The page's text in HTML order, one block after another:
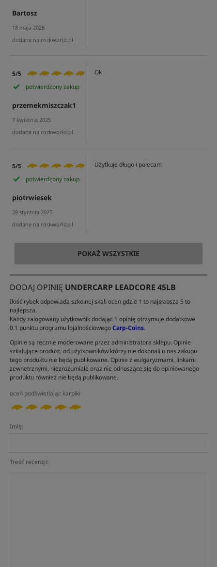
Bartosz
18 maja 2026
dodane na rockworld.pl
5/5
potwierdzony zakup
przemekmiszczak1
7 kwietnia 2025
dodane na rockworld.pl
Ok
5/5
potwierdzony zakup
piotrwiesek
28 stycznia 2025
dodane na rockworld.pl
Użytkuje długo i polecam
POKAŻ WSZYSTKIE
DODAJ OPINIĘ UNDERCARP LEADCORE 45LB
Ilość rybek odpowiada szkolnej skali ocen gdzie 1 to najsłabsza 5 to
najlepsza.
Każdy zalogowany użytkownik dodając 1 opinię otrzymuje dodatkowe
0.1 punktu programu lojalnościowegoCarp-Coins.
Opinie są ręcznie moderowane przez administratora sklepu. Opinie
szkalujące produkt, od użytkowników którzy nie dokonali u nas zakupu
tego produktu nie będą publikowane. Opinie z wulgaryzmami, linkami
zewnętrznymi, niezrozumiałe oraz nie odnoszące się do opiniowanego
produktu również nie będą publikowane.
oceń podświetlając karpiki
Imię:
Treść recenzji: